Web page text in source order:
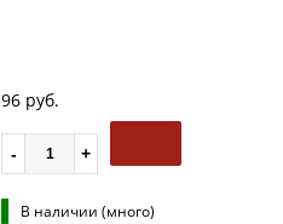
96 руб.
В наличии (много)